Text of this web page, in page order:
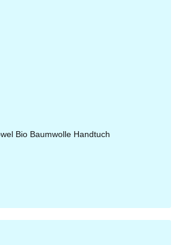
Bio Baumwolle Handtuch
Zum Artikel